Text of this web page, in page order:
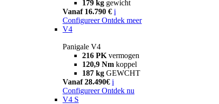
179 kg gewicht
Vanaf 16.790 € i
Configureer Ontdek meer
V4
Panigale V4
216 PK vermogen
120,9 Nm koppel
187 kg GEWCHT
Vanaf 28.490€ i
Configureer Ontdek nu
V4 S